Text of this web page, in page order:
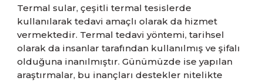
Termal sular, çeşitli termal tesislerde
kullanılarak tedavi amaçlı olarak da hizmet
vermektedir. Termal tedavi yöntemi, tarihsel
olarak da insanlar tarafından kullanılmış ve şifalı
olduğuna inanılmıştır. Günümüzde ise yapılan
araştırmalar, bu inançları destekler nitelikte